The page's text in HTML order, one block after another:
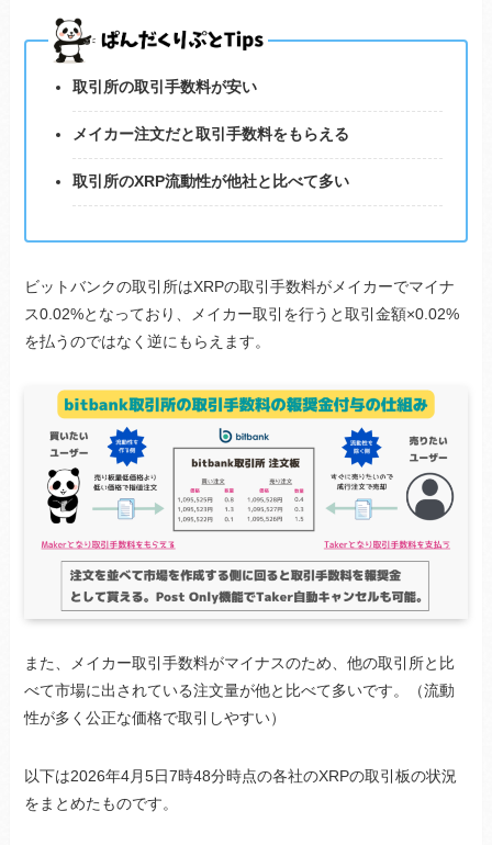
取引所の取引手数料が安い
メイカー注文だと取引手数料をもらえる
取引所のXRP流動性が他社と比べて多い
ビットバンクの取引所はXRPの取引手数料がメイカーでマイナ
ス0.02%となっており、メイカー取引を行うと取引金額×0.02%
を払うのではなく逆にもらえます。
また、メイカー取引手数料がマイナスのため、他の取引所と比
べて市場に出されている注文量が他と比べて多いです。（流動
性が多く公正な価格で取引しやすい）
以下は2026年4月5日7時48分時点の各社のXRPの取引板の状況
をまとめたものです。